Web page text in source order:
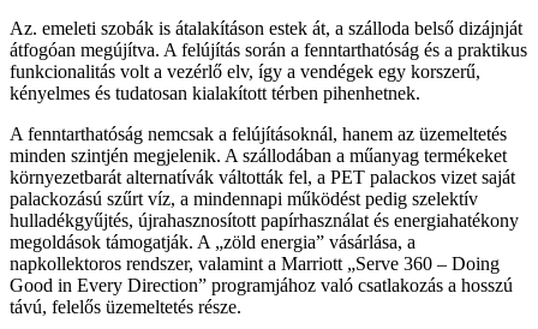
Az. emeleti szobák is átalakításon estek át, a szálloda belső dizájnját
átfogóan megújítva. A felújítás során a fenntarthatóság és a praktikus
funkcionalitás volt a vezérlő elv, így a vendégek egy korszerű,
kényelmes és tudatosan kialakított térben pihenhetnek.
A fenntarthatóság nemcsak a felújításoknál, hanem az üzemeltetés
minden szintjén megjelenik. A szállodában a műanyag termékeket
környezetbarát alternatívák váltották fel, a PET palackos vizet saját
palackozású szűrt víz, a mindennapi működést pedig szelektív
hulladékgyűjtés, újrahasznosított papírhasználat és energiahatékony
megoldások támogatják. A „zöld energia” vásárlása, a
napkollektoros rendszer, valamint a Marriott „Serve 360 – Doing
Good in Every Direction” programjához való csatlakozás a hosszú
távú, felelős üzemeltetés része.